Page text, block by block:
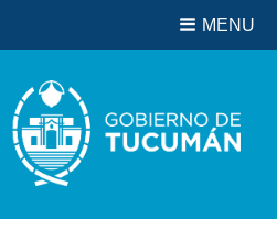
Biblioteca
MENU